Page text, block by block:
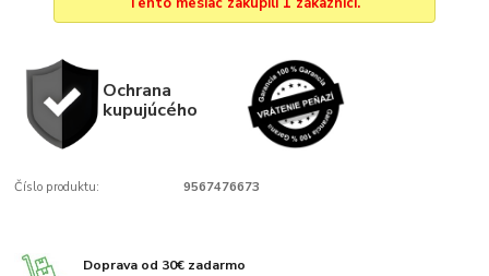
Ochrana
kupujúcého
Číslo produktu: 9567476673
Doprava od 30€ zadarmo